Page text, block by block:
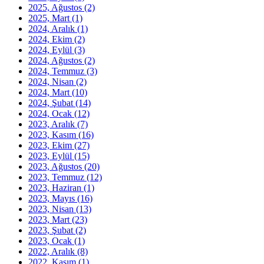
2025, Ağustos (2)
2025, Mart (1)
2024, Aralık (1)
2024, Ekim (2)
2024, Eylül (3)
2024, Ağustos (2)
2024, Temmuz (3)
2024, Nisan (2)
2024, Mart (10)
2024, Şubat (14)
2024, Ocak (12)
2023, Aralık (7)
2023, Kasım (16)
2023, Ekim (27)
2023, Eylül (15)
2023, Ağustos (20)
2023, Temmuz (12)
2023, Haziran (1)
2023, Mayıs (16)
2023, Nisan (13)
2023, Mart (23)
2023, Şubat (2)
2023, Ocak (1)
2022, Aralık (8)
2022, Kasım (1)